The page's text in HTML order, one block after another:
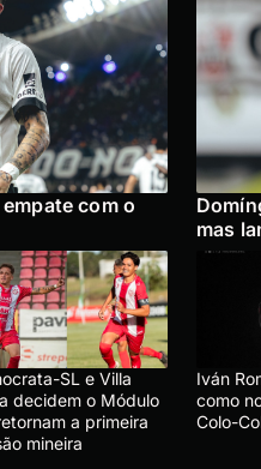
com o
mas
SL e Villa
decidem o Módulo
a primeira
mineira
Iván
como
Colo-